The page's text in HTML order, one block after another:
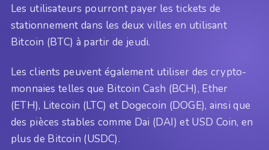
Les utilisateurs pourront payer les tickets de
stationnement dans les deux villes en utilisant
Bitcoin (BTC) à partir de jeudi.
Les clients peuvent également utiliser des crypto-
monnaies telles que Bitcoin Cash (BCH), Ether
(ETH), Litecoin (LTC) et Dogecoin (DOGE), ainsi que
des pièces stables comme Dai (DAI) et USD Coin, en
plus de Bitcoin (USDC).